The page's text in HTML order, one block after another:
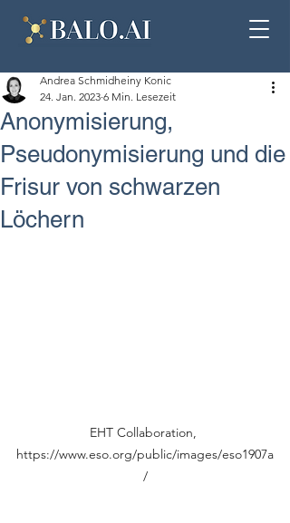
Anonymisierung,
Pseudonymisierung und die
Frisur von schwarzen
Löchern
Andrea Schmidheiny Konic
24. Jan. 2023 6 Min. Lesezeit
EHT Collaboration,
https://www.eso.org/public/images/eso1907a
/